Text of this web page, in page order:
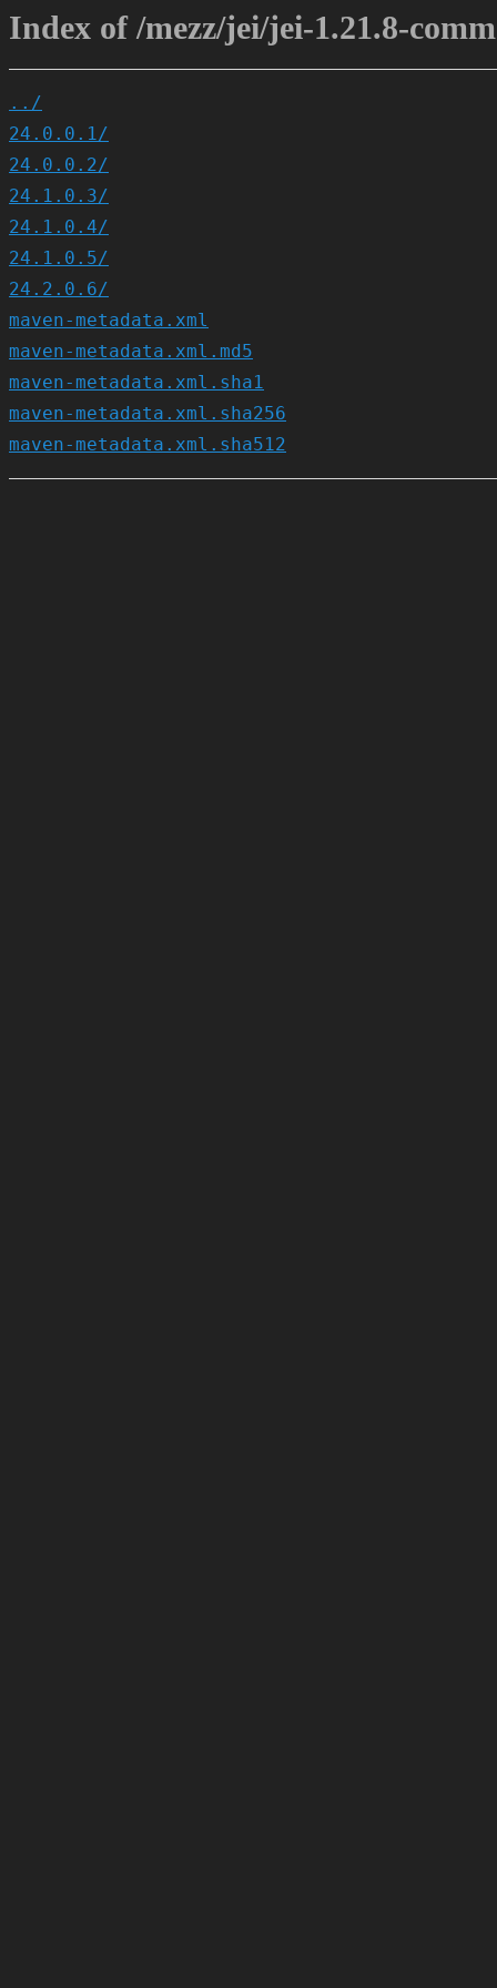
Index of /mezz/jei/jei-1.21.8-
../
24.0.0.1/
24.0.0.2/
24.1.0.3/
24.1.0.4/
24.1.0.5/
24.2.0.6/
maven-metadata.xml
maven-metadata.xml.md5
maven-metadata.xml.sha1
maven-metadata.xml.sha256
maven-metadata.xml.sha512